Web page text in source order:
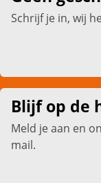
Schrijf je in, wij
Blijf op de
Meld je aan en
mail.